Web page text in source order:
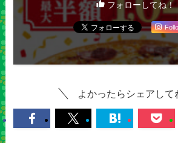
フォローしてね！
よかったらシェアして